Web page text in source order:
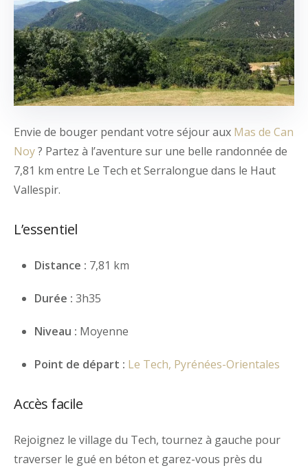
Envie de bouger pendant votre séjour aux Mas de Can
Noy? Partez à l’aventure sur une belle randonnée de
7,81 km entre Le Tech et Serralongue dans le Haut
Vallespir.
L’essentiel
Distance : 7,81 km
Durée : 3h35
Niveau : Moyenne
Point de départ : Le Tech, Pyrénées-Orientales
Accès facile
Rejoignez le village du Tech, tournez à gauche pour
traverser le gué en béton et garez-vous près du